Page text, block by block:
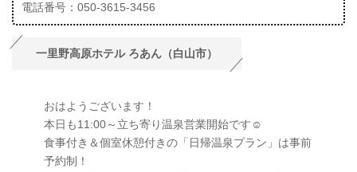
電話番号：050-3615-3456
一里野高原ホテル ろあん（白山市）
おはようございます！
本日も11:00～立ち寄り温泉営業開始です☺️
食事付き＆個室休憩付きの「日帰温泉プラン」は事前
予約制！